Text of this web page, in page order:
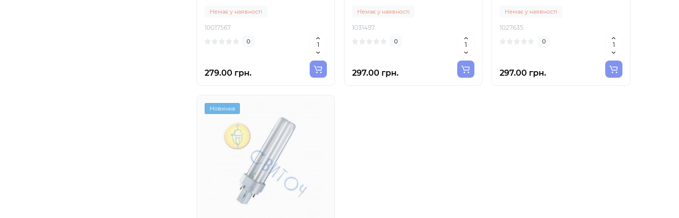
Немає у наявності
10017567
0
279.00 грн.
Немає у наявності
1031497
0
297.00 грн.
Немає у наявності
1027635
0
297.00 грн.
Новинка